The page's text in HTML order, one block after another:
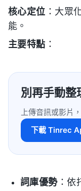
核心定位 ：大眾
能。
主要特點 ：
別再手動整
上傳音訊或影片
下載 Tinrec
詞庫優勢：依